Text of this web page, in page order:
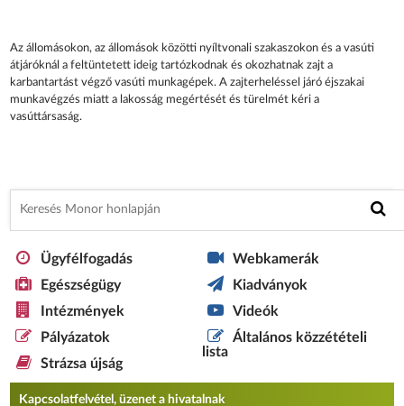
Az állomásokon, az állomások közötti nyíltvonali szakaszokon és a vasúti
átjáróknál a feltüntetett ideig tartózkodnak és okozhatnak zajt a
karbantartást végző vasúti munkagépek. A zajterheléssel járó éjszakai
munkavégzés miatt a lakosság megértését és türelmét kéri a
vasúttársaság.
Ügyfélfogadás
Egészségügy
Intézmények
Pályázatok
Strázsa újság
Webkamerák
Kiadványok
Videók
Általános közzétételi
lista
Kapcsolatfelvétel, üzenet a hivatalnak